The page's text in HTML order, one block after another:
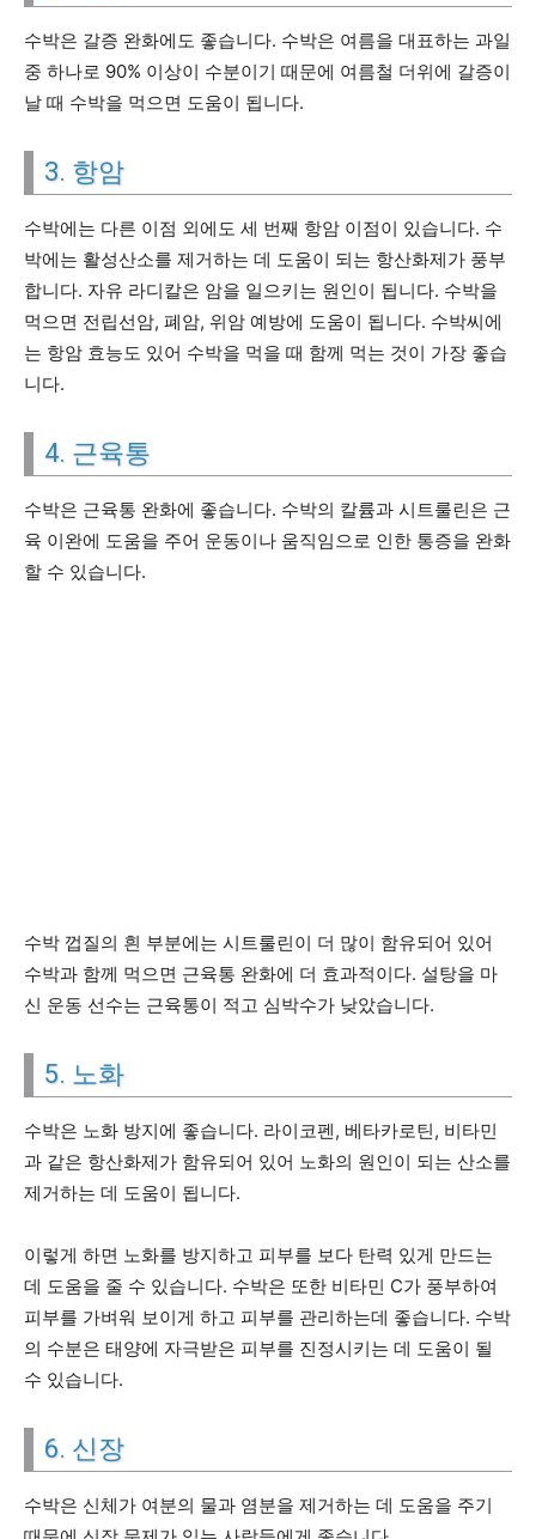
수박은 갈증 완화에도 좋습니다. 수박은 여름을 대표하는 과일
중 하나로 90% 이상이 수분이기 때문에 여름철 더위에 갈증이
날 때 수박을 먹으면 도움이 됩니다.
3. 항암
수박에는 다른 이점 외에도 세 번째 항암 이점이 있습니다. 수
박에는 활성산소를 제거하는 데 도움이 되는 항산화제가 풍부
합니다. 자유 라디칼은 암을 일으키는 원인이 됩니다. 수박을
먹으면 전립선암, 폐암, 위암 예방에 도움이 됩니다. 수박씨에
는 항암 효능도 있어 수박을 먹을 때 함께 먹는 것이 가장 좋습
니다.
4. 근육통
수박은 근육통 완화에 좋습니다. 수박의 칼륨과 시트룰린은 근
육 이완에 도움을 주어 운동이나 움직임으로 인한 통증을 완화
할 수 있습니다.
수박 껍질의 흰 부분에는 시트룰린이 더 많이 함유되어 있어
수박과 함께 먹으면 근육통 완화에 더 효과적이다. 설탕을 마
신 운동 선수는 근육통이 적고 심박수가 낮았습니다.
5. 노화
수박은 노화 방지에 좋습니다. 라이코펜, 베타카로틴, 비타민
과 같은 항산화제가 함유되어 있어 노화의 원인이 되는 산소를
제거하는 데 도움이 됩니다.
이렇게 하면 노화를 방지하고 피부를 보다 탄력 있게 만드는
데 도움을 줄 수 있습니다. 수박은 또한 비타민 C가 풍부하여
피부를 가벼워 보이게 하고 피부를 관리하는데 좋습니다. 수박
의 수분은 태양에 자극받은 피부를 진정시키는 데 도움이 될
수 있습니다.
6. 신장
수박은 신체가 여분의 물과 염분을 제거하는 데 도움을 주기